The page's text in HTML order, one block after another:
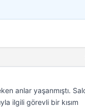
anlar yaşanmıştı.
ilgili görevli bir kısım